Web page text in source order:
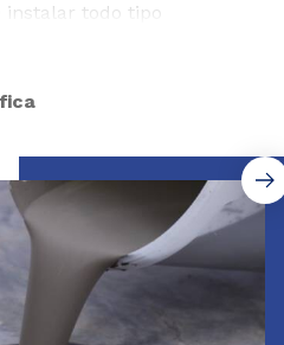
instalar todo tipo